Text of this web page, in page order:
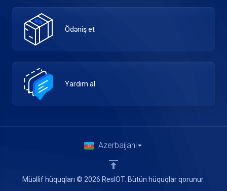
Ödəniş et
Yardım al
Müəllif hüquqları © 2026 ResIOT. Bütün hüquqlar qorunur.
Azerbaijani